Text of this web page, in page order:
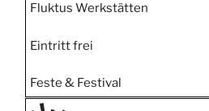
Fluktus Werkstätten
Eintritt frei
Feste & Festival